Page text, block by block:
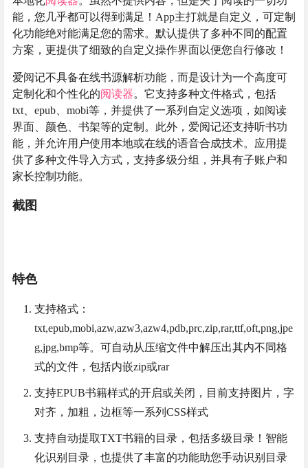
能，您几乎都可以得到满足！App主打就是自定义，可定制
化功能绝对能满足您的需求。默认提供了多种不同的配置
方案，更提供了细致的自定义操作界面以便您自行修改！
爱阅记不具备在线书源解析功能，而是设计为一个高度可
定制化和个性化的阅读器。它支持多种文件格式，包括
txt、epub、mobi等，并提供了一系列自定义选项，如阅读
界面、颜色、书架等的定制。此外，爱阅记还支持听书功
能，并允许用户使用本地或在线的语音合成技术。应用提
供了多种文件导入方式，支持多级分组，并具有子账户和
家长控制功能。
截图
特色
支持格式：
txt,epub,mobi,azw,azw3,azw4,pdb,prc,zip,rar,ttf,oft,png,jpe
g,jpg,bmp等。可自动从压缩文件中解压出其内不同格
式的文件，包括内嵌zip或rar
支持EPUB书籍样式的开启或关闭，目前支持图片，字
对齐，加粗，边框等一系列CSS样式
支持自动提取TXT书籍的目录，包括多级目录！智能
化识别目录，也提供了丰富的功能助您手动识别目录